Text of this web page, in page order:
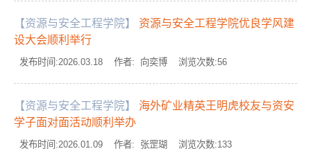
【资源与安全工程学院】
资源与安全工程学院优良学风建
设大会顺利举行
发布时间:2026.03.18 作者: 向奕博 浏览次数:56
【资源与安全工程学院】
海外矿业精英王明虎校友与资安
学子面对面活动顺利举办
发布时间:2026.01.09 作者: 张罡瑚 浏览次数:133